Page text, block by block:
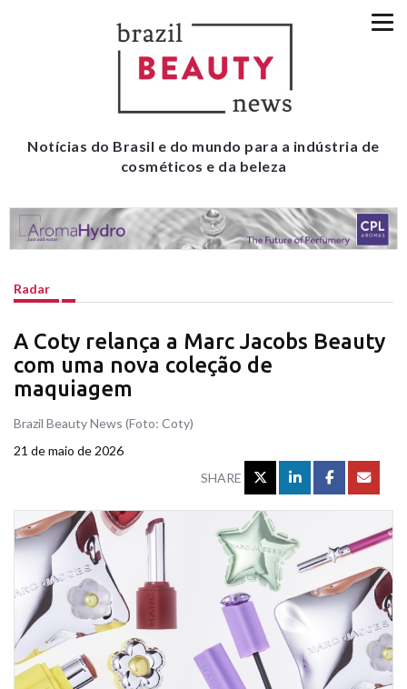
Notícias do Brasil e do mundo para a indústria de
cosméticos e da beleza
Radar
A Coty relança a Marc Jacobs Beauty
com uma nova coleção de
maquiagem
Brazil Beauty News (Foto: Coty)
21 de maio de 2026
SHARE